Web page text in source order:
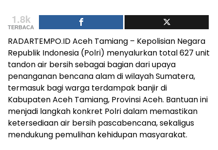
1.8k
TERBACA
RADARTEMPO.ID Aceh Tamiang – Kepolisian Negara
Republik Indonesia (Polri) menyalurkan total 627 unit
tandon air bersih sebagai bagian dari upaya
penanganan bencana alam di wilayah Sumatera,
termasuk bagi warga terdampak banjir di
Kabupaten Aceh Tamiang, Provinsi Aceh. Bantuan ini
menjadi langkah konkret Polri dalam memastikan
ketersediaan air bersih pascabencana, sekaligus
mendukung pemulihan kehidupan masyarakat.